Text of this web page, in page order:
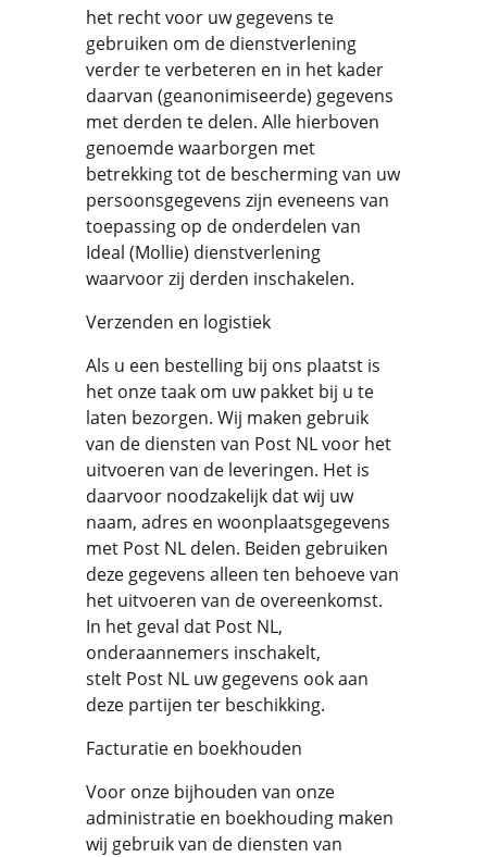
het recht voor uw gegevens te
gebruiken om de dienstverlening
verder te verbeteren en in het kader
daarvan (geanonimiseerde) gegevens
met derden te delen. Alle hierboven
genoemde waarborgen met
betrekking tot de bescherming van uw
persoonsgegevens zijn eveneens van
toepassing op de onderdelen van
Ideal (Mollie) dienstverlening
waarvoor zij derden inschakelen.
Verzenden en logistiek
Als u een bestelling bij ons plaatst is
het onze taak om uw pakket bij u te
laten bezorgen. Wij maken gebruik
van de diensten van Post NL voor het
uitvoeren van de leveringen. Het is
daarvoor noodzakelijk dat wij uw
naam, adres en woonplaatsgegevens
met Post NL delen. Beiden gebruiken
deze gegevens alleen ten behoeve van
het uitvoeren van de overeenkomst.
In het geval dat Post NL,
onderaannemers inschakelt,
stelt Post NL uw gegevens ook aan
deze partijen ter beschikking.
Facturatie en boekhouden
Voor onze bijhouden van onze
administratie en boekhouding maken
wij gebruik van de diensten van